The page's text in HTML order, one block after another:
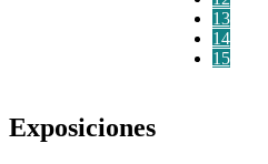
13
14
15
Exposiciones